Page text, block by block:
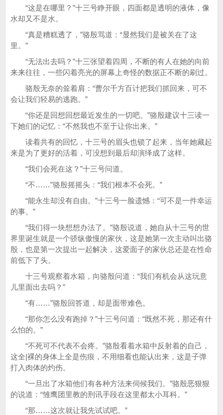
“这是在哪里？”十三号睁开眼，四面都是透明的液体，像
水却又不是水。
“真是糟糕透了，”骆殷骂道：“显然我们是被关在了这
里。”
“无法出去吗？”十三张望着四周，不断的有人在她的向前
来来往往，一些闪着亮光的屏幕上奇怪的数据正不断的刷过。
骆殷无奈的耸着肩：“曹尔千方百计把我们抓回来，可不
会让我们轻易的逃跑。”
“你还是回想回想最近发生的一切吧。”骆殷建议十三读一
下她们的记忆：“不然我也不至于让你出来。”
读着共有的回忆，十三号的眉头也锁了起来，当年她藏起
来是为了更好的活着，可没想到最后却演绎成了这样。
“我们会死在这？”十三号问道。
“不……”骆殷摇摇头：“我们根本不会死。”
“能永生却没有自由。”十三号一脸遗憾：“可不是一件幸运
的事。”
“我们得一块想想办法了。”骆殷说道，她自从十三号的世
界里诞生就是一个骄纵傲慢的家伙，这是她第一次主动叫出骆
殷，也是第一次提出一起解决，这爱面子的家伙总还是在性命
前低下了头。
十三号观察着水箱，向骆殷问道：“我们有机会从这玩意
儿里面出去吗？”
“有……”骆殷回答道，却是面带难色。
“那你怎么没有跑掉？”十三号问道：“既然不死，那还有什
么怕的。”
“不死可不代表不会疼。”骆殷看着水箱中反射着的自己，
这全|裸的身体上全是伤痕，不用细看也能认出来，这是子弹
打入肉体的灼伤。
“一旦出了水箱他们有各种方法来伺候我们。”骆殷恶狠狠
的说道：“雏鹰团里教的刑讯手段在这里都太小耳科。”
“那……这次就让我先试试吧。”